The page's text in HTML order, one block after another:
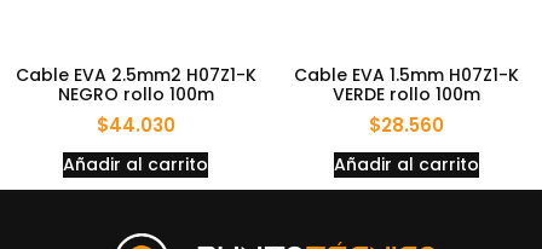
Cable EVA 2.5mm2 H07Z1-K
NEGRO rollo 100m
$44.030
Añadir al carrito
Cable EVA 1.5mm H07Z1-K
VERDE rollo 100m
$28.560
Añadir al carrito